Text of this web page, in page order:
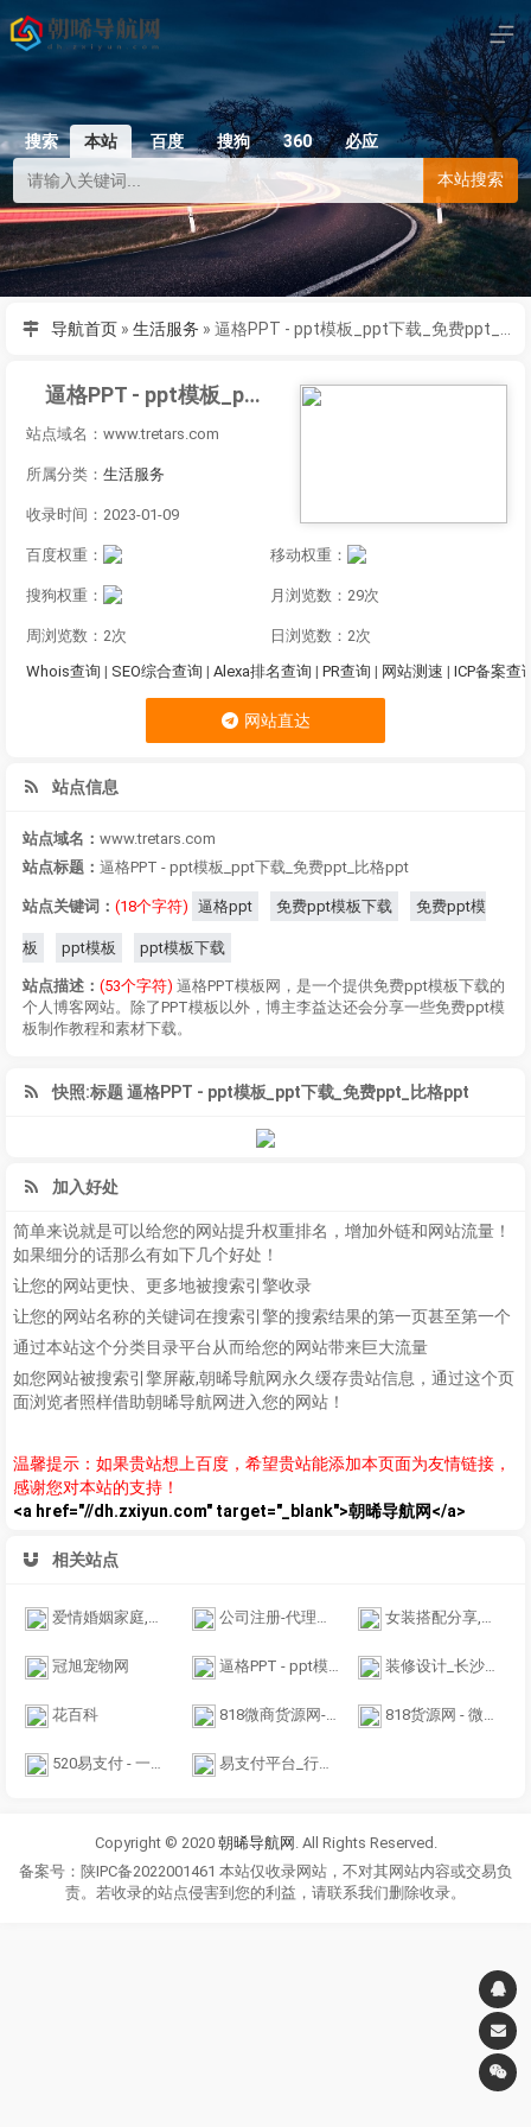
搜索 本站 百度 搜狗 360
必应
本站搜索
导航首页 » 生活服务 »
逼格PPT - ppt模板_ppt下载_免费ppt_比格ppt
站点域名：www.tretars.com
所属分类： 生活服务
收录时间：2023-01-09
百度权重： 移动权重：
搜狗权重： 月浏览数：29次
周浏览数：2次
日浏览数：2次
Whois查询 | SEO综合查询 | Alexa排名查询 | PR查询 | 网站测速 | ICP备案查
网站直达
站点信息
站点域名： www.tretars.com
站点标题： 逼格PPT - ppt模板_ppt下载_免费ppt_比格ppt
站点关键词： (18个字符) 逼格ppt 免费ppt模板下载 免费ppt模
板 ppt模板 ppt模板下载
站点描述： (53个字符) 逼格PPT模板网，是一个提供免费ppt模板下载的
个人博客网站。除了PPT模板以外，博主李益达还会分享一些免费ppt模
板制作教程和素材下载。
快照:标题 逼格PPT - ppt模板_ppt下载_免费ppt_比格ppt
加入好处
简单来说就是可以给您的网站提升权重排名，增加外链和网站流量！
如果细分的话那么有如下几个好处！
让您的网站更快、更多地被搜索引擎收录
让您的网站名称的关键词在搜索引擎的搜索结果的第一页甚至第一个
通过本站这个分类目录平台从而给您的网站带来巨大流量
如您网站被搜索引擎屏蔽,朝晞导航网永久缓存贵站信息，通过这个页
面浏览者照样借助朝晞导航网进入您的网站！
温馨提示：如果贵站想上百度，希望贵站能添加本页面为友情链接，
感谢您对本站的支持！
<a href="//dh.zxiyun.com" target="_blank">朝晞导航网</a>
相关站点
爱情婚姻家庭,职场人际关系,情感故事私房话,亲子教育新闻_蔻派网 公司注册-代理记账-兴悦达助力财税 女装搭配分享,女装网,www.NuZhuang.com
冠旭宠物网 逼格PPT - ppt模板_ppt下载_免费ppt_比格ppt 装修设计_长沙家装装饰_土巴兔长沙装修网
花百科 818微商货源网-提供微商一手货源-让人人都能最低价拿货 818货源网 - 微商货源网,潮牌货源,一手货源,免费提供厂家货源
520易支付 - 一个专业的系统平台开发商,值得一试 易支付平台_行业领先的免签约支付平台_林格易支付
Copyright © 2020 朝晞导航网 . All Rights Reserved.
备案号：陕IPC备2022001461 本站仅收录网站，不对其网站内容或交易负
责。若收录的站点侵害到您的利益，请联系我们删除收录。